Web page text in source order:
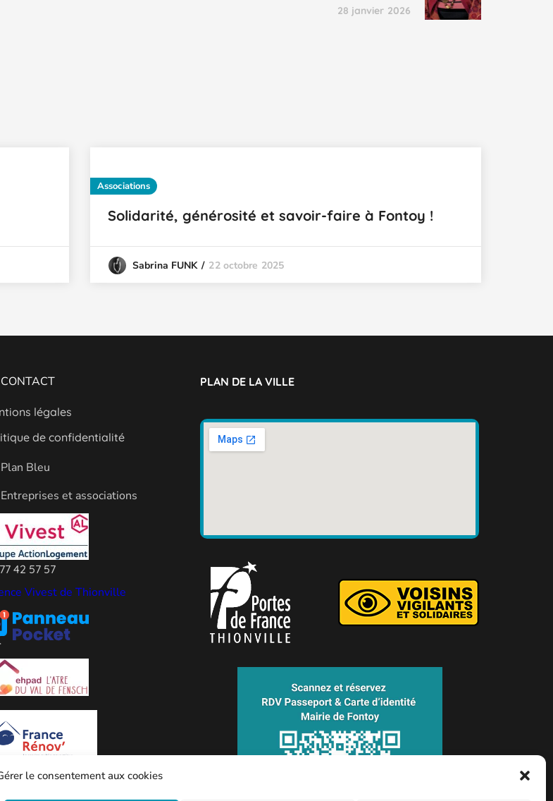
le consentement aux cookies
28 janvier 2026
Associations
Solidarité, générosité et savoir-faire à Fontoy !
Sabrina FUNK 22 octobre 2025
CONTACT
légales
de confidentialité
Plan Bleu
Entreprises et associations
42 57 57
Vivest de Thionville
PLAN DE LA VILLE